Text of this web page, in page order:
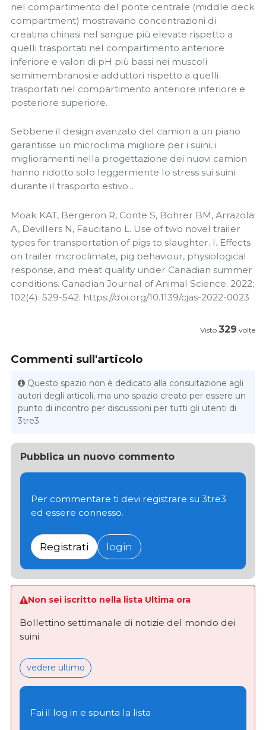
nel compartimento del ponte centrale (middle deck
compartment) mostravano concentrazioni di
creatina chinasi nel sangue più elevate rispetto a
quelli trasportati nel compartimento anteriore
inferiore e valori di pH più bassi nei muscoli
semimembranosi e adduttori rispetto a quelli
trasportati nel compartimento anteriore inferiore e
posteriore superiore.
Sebbene il design avanzato del camion a un piano
garantisse un microclima migliore per i suini, i
miglioramenti nella progettazione dei nuovi camion
hanno ridotto solo leggermente lo stress sui suini
durante il trasporto estivo...
Moak KAT, Bergeron R, Conte S, Bohrer BM, Arrazola
A, Devillers N, Faucitano L. Use of two novel trailer
types for transportation of pigs to slaughter. I. Effects
on trailer microclimate, pig behaviour, physiological
response, and meat quality under Canadian summer
conditions. Canadian Journal of Animal Science. 2022;
102(4): 529-542. https://doi.org/10.1139/cjas-2022-0023
Visto 329 volte
Commenti sull'articolo
Questo spazio non è dedicato alla consultazione agli
autori degli articoli, ma uno spazio creato per essere un
punto di incontro per discussioni per tutti gli utenti di
3tre3
Pubblica un nuovo commento
Per commentare ti devi registrare su 3tre3
ed essere connesso.
Registrati login
Non sei iscritto nella lista Ultima ora
Bollettino settimanale di notizie del mondo dei
suini
vedere ultimo
Fai il log in e spunta la lista